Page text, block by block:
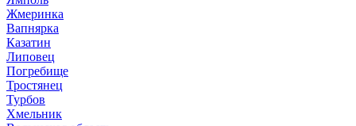
Жмеринка
Вапнярка
Казатин
Липовец
Погребище
Тростянец
Турбов
Хмельник